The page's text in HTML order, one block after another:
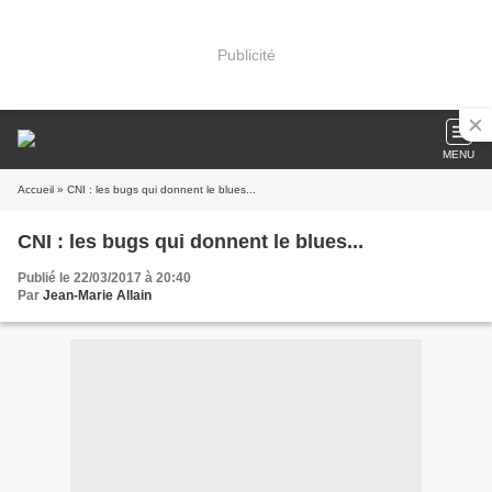
Publicité
MENU
Accueil » CNI : les bugs qui donnent le blues...
CNI : les bugs qui donnent le blues...
Publié le 22/03/2017 à 20:40
Par Jean-Marie Allain